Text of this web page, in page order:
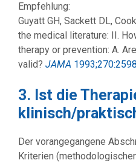
Empfehlung:
Guyatt GH, Sackett DL,
the medical literature: II.
therapy or prevention: A.
valid? JAMA
3. Ist die
klinisch/
Der vorangegangene
Kriterien